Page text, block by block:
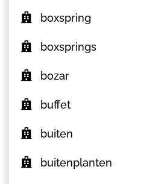
boxspring
boxsprings
bozar
buffet
buiten
buitenplanten